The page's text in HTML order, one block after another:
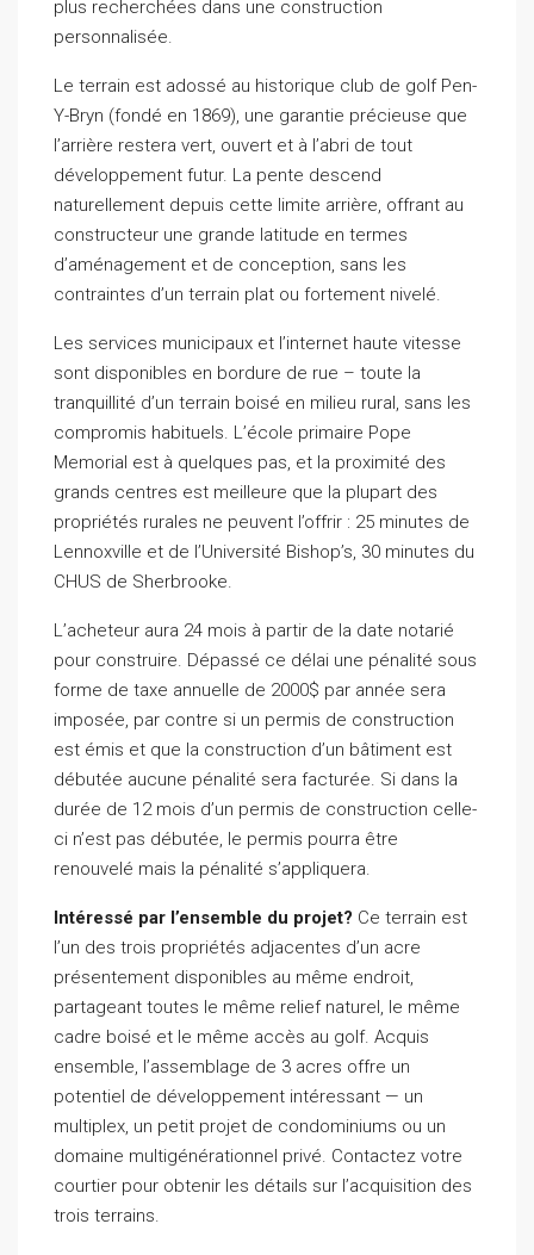
plus recherchées dans une construction
personnalisée.
Le terrain est adossé au historique club de golf Pen-
Y-Bryn (fondé en 1869), une garantie précieuse que
l’arrière restera vert, ouvert et à l’abri de tout
développement futur. La pente descend
naturellement depuis cette limite arrière, offrant au
constructeur une grande latitude en termes
d’aménagement et de conception, sans les
contraintes d’un terrain plat ou fortement nivelé.
Les services municipaux et l’internet haute vitesse
sont disponibles en bordure de rue – toute la
tranquillité d’un terrain boisé en milieu rural, sans les
compromis habituels. L’école primaire Pope
Memorial est à quelques pas, et la proximité des
grands centres est meilleure que la plupart des
propriétés rurales ne peuvent l’offrir : 25 minutes de
Lennoxville et de l’Université Bishop’s, 30 minutes du
CHUS de Sherbrooke.
L’acheteur aura 24 mois à partir de la date notarié
pour construire. Dépassé ce délai une pénalité sous
forme de taxe annuelle de 2000$ par année sera
imposée, par contre si un permis de construction
est émis et que la construction d’un bâtiment est
débutée aucune pénalité sera facturée. Si dans la
durée de 12 mois d’un permis de construction celle-
ci n’est pas débutée, le permis pourra être
renouvelé mais la pénalité s’appliquera.
Intéressé par l’ensemble du projet? Ce terrain est
l’un des trois propriétés adjacentes d’un acre
présentement disponibles au même endroit,
partageant toutes le même relief naturel, le même
cadre boisé et le même accès au golf. Acquis
ensemble, l’assemblage de 3 acres offre un
potentiel de développement intéressant — un
multiplex, un petit projet de condominiums ou un
domaine multigénérationnel privé. Contactez votre
courtier pour obtenir les détails sur l’acquisition des
trois terrains.